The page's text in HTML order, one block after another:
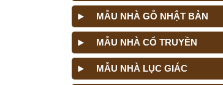
MẪU NHÀ GỖ NHẬT BẢN
MẪU NHÀ CỔ TRUYỀN
MẪU NHÀ LỤC GIÁC